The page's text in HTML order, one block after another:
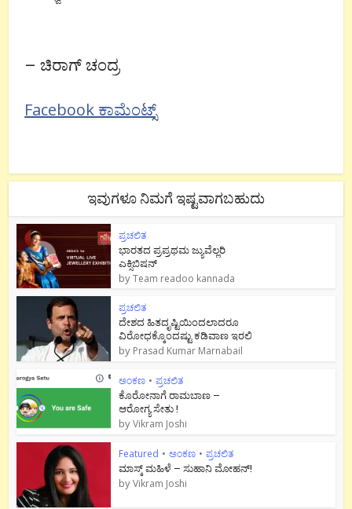
–ಚಿರಾಗ್ ಚಂದ್ರ
Facebook ಕಾಮೆಂಟ್ಸ್
ಇವುಗಳೂ ನಿಮಗೆ ಇಷ್ಟವಾಗಬಹುದು
ಪ್ರಚಲಿತ
ಭಾರತದ ಪ್ರಪ್ರಥಮ ಜ್ಯುವೆಲ್ಲರಿ
ಎಕ್ಸಿಬಿಷನ್
byTeam readoo kannada
ಪ್ರಚಲಿತ
ದೇಶದ ಹಿತದೃಷ್ಟಿಯಿಂದಲಾದರೂ
ವಿರೋಧಕ್ಕೊಂದಷ್ಟು ಕಡಿವಾಣ ಇರಲಿ
by Prasad Kumar Marnabail
ಅಂಕಣ • ಪ್ರಚಲಿತ
ಕೊರೋನಾಗೆ ರಾಮಬಾಣ –
ಆರೋಗ್ಯ ಸೇತು !
byVikram Joshi
Featured • ಅಂಕಣ • ಪ್ರಚಲಿತ
ಮಾಸ್ಕ್ ಮಹಿಳೆ – ಸುಹಾನಿ ಮೋಹನ್!
byVikram Joshi